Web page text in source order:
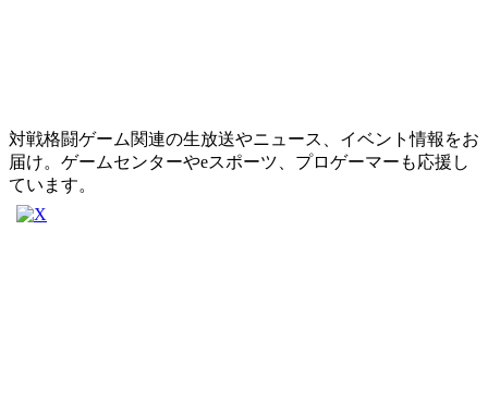
対戦格闘ゲーム関連の生放送やニュース、イベント情報をお
届け。ゲームセンターやeスポーツ、プロゲーマーも応援し
ています。